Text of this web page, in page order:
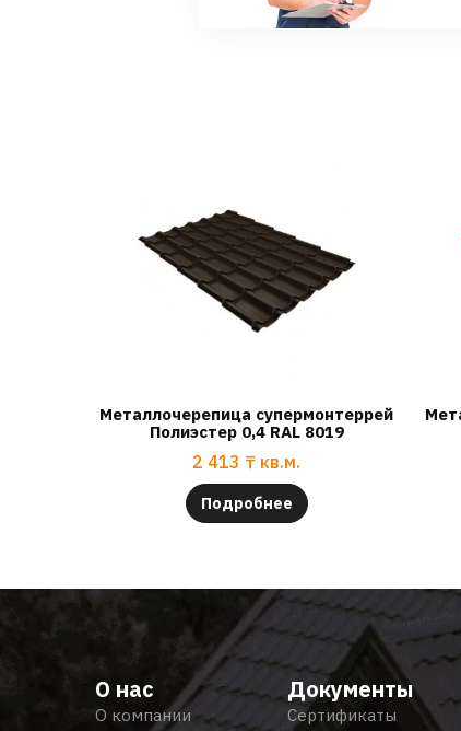
Металлочерепица супермонтеррей
Полиэстер 0,4 RAL 8019
2 413 ₸ кв.м.
Подробнее
О нас
О компании
Документы
Сертификаты